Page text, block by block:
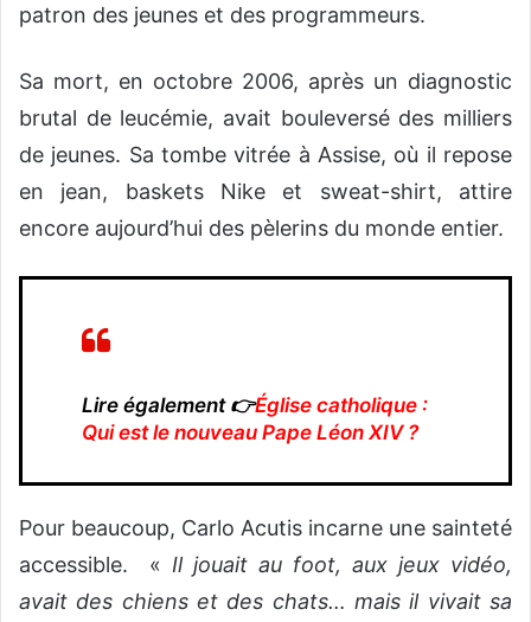
patron des jeunes et des programmeurs.
Sa mort, en octobre 2006, après un diagnostic
brutal de leucémie, avait bouleversé des milliers
de jeunes. Sa tombe vitrée à Assise, où il repose
en jean, baskets Nike et sweat-shirt, attire
encore aujourd’hui des pèlerins du monde entier.
Lire également 👉Église catholique :
Qui est le nouveau Pape Léon XIV ?
Pour beaucoup, Carlo Acutis incarne une sainteté
accessible. « Il jouait au foot, aux jeux vidéo,
avait des chiens et des chats… mais il vivait sa